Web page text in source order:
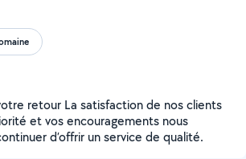
retour La satisfaction de nos clients
et vos encouragements nous
d’offrir un service de qualité.